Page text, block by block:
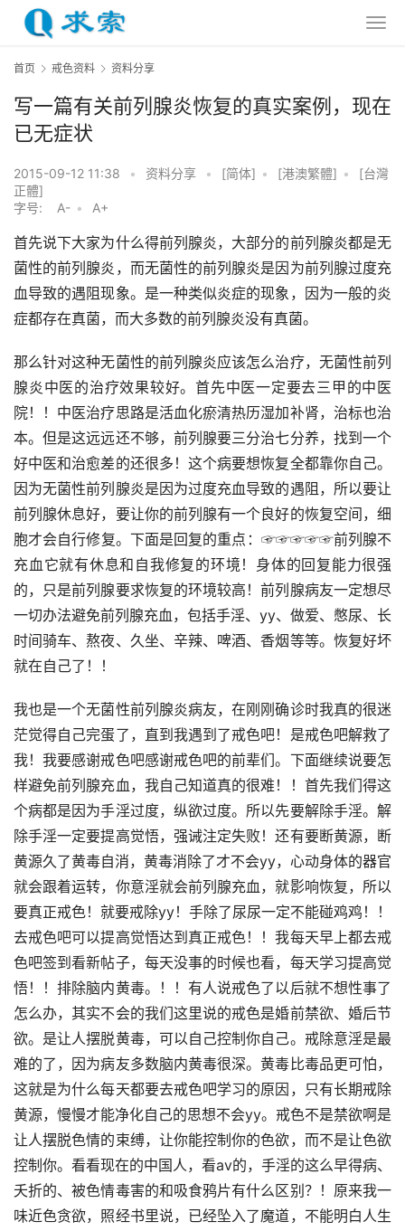
首页 戒色资料 资料分享
写一篇有关前列腺炎恢复的真实案例，现在
已无症状
2015-09-12 11:38 • 资料分享 • [简体] • [港澳繁體] •
[台灣
正體]
字号:
A- • A+
首先说下大家为什么得前列腺炎，大部分的前列腺炎都是无
菌性的前列腺炎，而无菌性的前列腺炎是因为前列腺过度充
血导致的遇阻现象。是一种类似炎症的现象，因为一般的炎
症都存在真菌，而大多数的前列腺炎没有真菌。
那么针对这种无菌性的前列腺炎应该怎么治疗，无菌性前列
腺炎中医的治疗效果较好。首先中医一定要去三甲的中医
院！！中医治疗思路是活血化瘀清热历湿加补肾，治标也治
本。但是这远远还不够，前列腺要三分治七分养，找到一个
好中医和治愈差的还很多！这个病要想恢复全都靠你自己。
因为无菌性前列腺炎是因为过度充血导致的遇阻，所以要让
前列腺休息好，要让你的前列腺有一个良好的恢复空间，细
胞才会自行修复。下面是回复的重点：☞☞☞☞☞前列腺不
充血它就有休息和自我修复的环境！身体的回复能力很强
的，只是前列腺要求恢复的环境较高！前列腺病友一定想尽
一切办法避免前列腺充血，包括手淫、yy、做爱、憋尿、长
时间骑车、熬夜、久坐、辛辣、啤酒、香烟等等。恢复好坏
就在自己了！！
我也是一个无菌性前列腺炎病友，在刚刚确诊时我真的很迷
茫觉得自己完蛋了，直到我遇到了戒色吧！是戒色吧解救了
我！我要感谢戒色吧感谢戒色吧的前辈们。下面继续说要怎
样避免前列腺充血，我自己知道真的很难！！首先我们得这
个病都是因为手淫过度，纵欲过度。所以先要解除手淫。解
除手淫一定要提高觉悟，强诫注定失败！还有要断黄源，断
黄源久了黄毒自消，黄毒消除了才不会yy，心动身体的器官
就会跟着运转，你意淫就会前列腺充血，就影响恢复，所以
要真正戒色！就要戒除yy！手除了尿尿一定不能碰鸡鸡！！
去戒色吧可以提高觉悟达到真正戒色！！我每天早上都去戒
色吧签到看新帖子，每天没事的时候也看，每天学习提高觉
悟！！排除脑内黄毒。！！有人说戒色了以后就不想性事了
怎么办，其实不会的我们这里说的戒色是婚前禁欲、婚后节
欲。是让人摆脱黄毒，可以自己控制你自己。戒除意淫是最
难的了，因为病友多数脑内黄毒很深。黄毒比毒品更可怕，
这就是为什么每天都要去戒色吧学习的原因，只有长期戒除
黄源，慢慢才能净化自己的思想不会yy。戒色不是禁欲啊是
让人摆脱色情的束缚，让你能控制你的色欲，而不是让色欲
控制你。看看现在的中国人，看av的，手淫的这么早得病、
夭折的、被色情毒害的和吸食鸦片有什么区别？！原来我一
味近色贪欲，照经书里说，已经坠入了魔道，不能明白人生